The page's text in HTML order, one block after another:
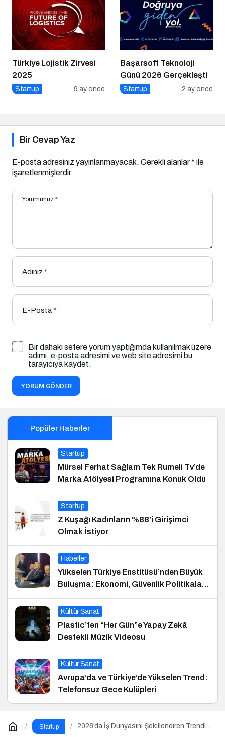
Türkiye Lojistik Zirvesi
2025
Startup 9 ay önce
Başarsoft Teknoloji
Günü 2026 Gerçekleşti
Startup 2 ay önce
Bir Cevap Yaz
E-posta adresiniz yayınlanmayacak. Gerekli alanlar* ile
işaretlenmişlerdir
Yorumunuz *
Adınız *
E-Posta*
Bir dahaki sefere yorum yaptığımda kullanılmak üzere
adımı, e-posta adresimi ve web site adresimi bu
tarayıcıya kaydet.
YORUM GÖNDER
Popüler Haberler
Startup
Mürsel Ferhat Sağlam Tek Rumeli Tv’de
Marka Atölyesi Programına Konuk Oldu
Startup
Z Kuşağı Kadınların %88’i Girişimci
Olmak İstiyor
Haberler
Yükselen Türkiye Enstitüsü’nden Büyük
Buluşma: Ekonomi, Güvenlik Politikaları
ve Hukuk Konferansı
Kültür Sanat
Plastic’ten “Her Gün”e Yapay Zekâ
Destekli Müzik Videosu
Kültür Sanat
Avrupa’da ve Türkiye’de Yükselen Trend:
Telefonsuz Gece Kulüpleri
Startup
2026’da İş Dünyasını Şekillendiren Trendler